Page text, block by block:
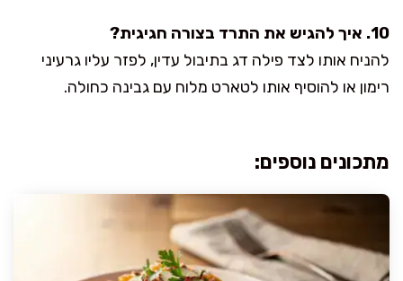
10. איך להגיש את התרד בצורה חגיגית?
להניח אותו לצד פילה דג בתיבול עדין, לפזר עליו גרעיני
רימון או להוסיף אותו לטארט מלוח עם גבינה כחולה.
מתכונים נוספים: